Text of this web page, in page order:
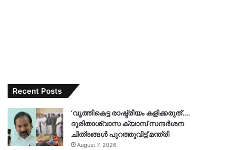
Recent Posts
‘വൃത്തികെട്ട രാഷ്ട്രീയം കളിക്കരുത്’….
ദുരിതാശ്വാസ ക്യാമ്പ് സന്ദർശന
ചിത്രങ്ങൾ പുറത്തുവിട്ട് മന്ത്രി
August 7, 2026